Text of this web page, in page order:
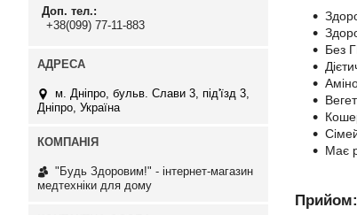
Без
Має
Прийом:
Доп. тел.
+38(099) 77-11-883
м. Дніпро, бульв. Слави 3, під'їзд 3,
Дніпро, Україна
"Будь Здоровим!" - інтернет-магазин
медтехніки для дому